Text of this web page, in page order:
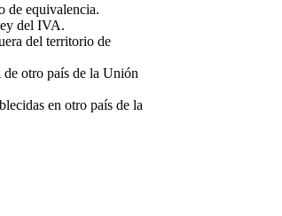
de equivalencia.
del IVA.
del territorio de
de otro país de la Unión
en otro país de la